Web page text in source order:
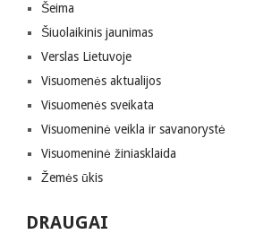
Šeima
Šiuolaikinis jaunimas
Verslas Lietuvoje
Visuomenės aktualijos
Visuomenės sveikata
Visuomeninė veikla ir savanorystė
Visuomeninė žiniasklaida
Žemės ūkis
DRAUGAI